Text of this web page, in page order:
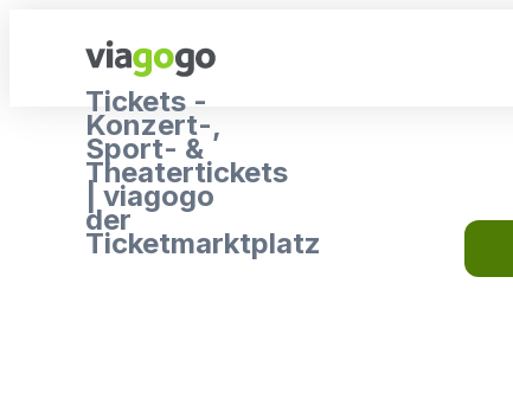
Tickets -
Konzert-,
Sport- &
Theatertickets
| viagogo
der
Ticketmarktplatz